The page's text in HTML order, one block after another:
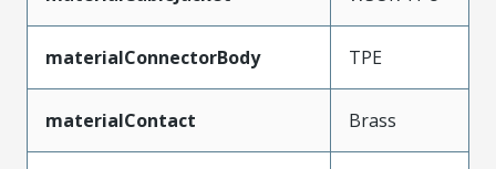
materialConnectorBody TPE
materialContact Brass